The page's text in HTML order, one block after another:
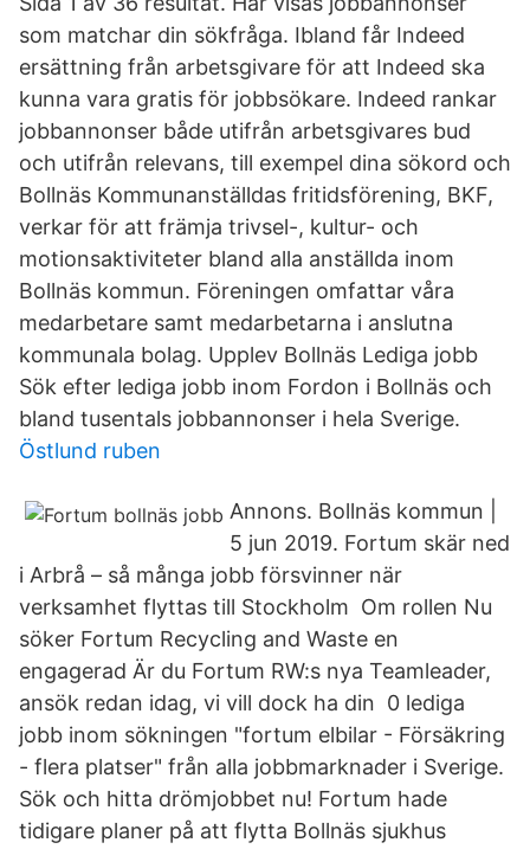
som matchar din sökfråga. Ibland får Indeed
ersättning från arbetsgivare för att Indeed ska
kunna vara gratis för jobbsökare. Indeed rankar
jobbannonser både utifrån arbetsgivares bud
och utifrån relevans, till exempel dina sökord och
Bollnäs Kommunanställdas fritidsförening, BKF,
verkar för att främja trivsel-, kultur- och
motionsaktiviteter bland alla anställda inom
Bollnäs kommun. Föreningen omfattar våra
medarbetare samt medarbetarna i anslutna
kommunala bolag. Upplev Bollnäs Lediga jobb
Sök efter lediga jobb inom Fordon i Bollnäs och
bland tusentals jobbannonser i hela Sverige.
Östlund ruben
Annons. Bollnäs kommun |
5 jun 2019. Fortum skär ned
i Arbrå – så många jobb försvinner när
verksamhet flyttas till Stockholm Om rollen Nu
söker Fortum Recycling and Waste en
engagerad Är du Fortum RW:s nya Teamleader,
ansök redan idag, vi vill dock ha din 0 lediga
jobb inom sökningen "fortum elbilar - Försäkring
- flera platser" från alla jobbmarknader i Sverige.
Sök och hitta drömjobbet nu! Fortum hade
tidigare planer på att flytta Bollnäs sjukhus